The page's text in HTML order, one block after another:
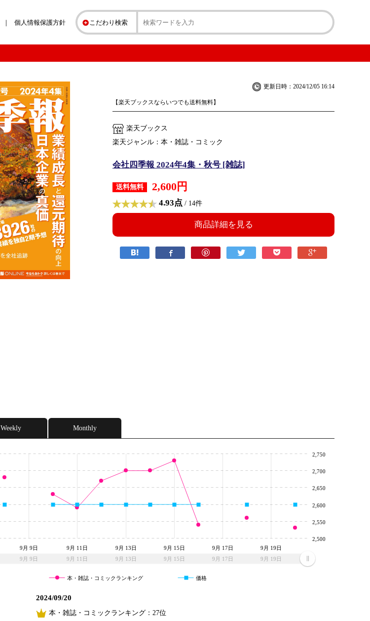
こだわり検索
個人情報保護方針
更新日時：2024/12/05 16:14
【楽天ブックスならいつでも送料無料】
楽天ブックス
楽天ジャンル：本・雑誌・コミック
会社四季報 2024年4集・秋号 [雑誌]
送料無料 2,600円
4.93点 / 14件
商品詳細を見る
Weekly Monthly
9月 9日 9月 11日 9月 13日 9月 15日 9月 17日 9月 19日
9月 9日 9月 11日 9月 13日 9月 15日 9月 17日 9月 19日
2,500
2,550
2,600
2,650
2,700
2,750
本・雑誌・コミックランキング 価格
2024/09/20
本・雑誌・コミックランキング：27位